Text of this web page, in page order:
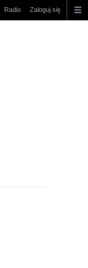
Radio Zaloguj się